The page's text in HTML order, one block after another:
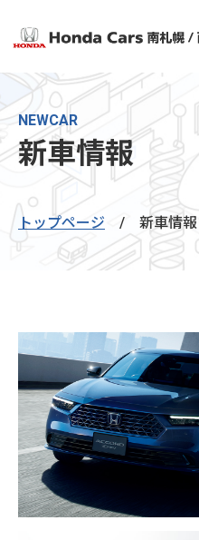
NEWCAR
新車情報
トップページ / 新車情報